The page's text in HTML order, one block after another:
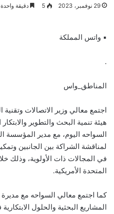
29 نوفمبر، 2023 5 دقيقة واحدة
▪︎ واتس المملكة
.
المناطق_واس
اجتمع معالي وزير الاتصالات
هيئة تنمية البحث والتطوير
السواحه اليوم، مع مدير المؤسسة
لمناقشة الشراكة بين الجانبين
في المجالات ذات الأولوية، وذلك
المتحدة الأمريكية.
كما اجتمع معالي السواحه مع
المشاريع البحثية والحلول